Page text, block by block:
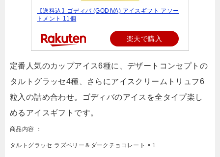
【送料込】ゴディバ (GODIVA) アイスギフト アソー
トメント 11個
楽天で購入
定番人気のカップアイス6種に、デザートコンセプトの
タルトグラッセ4種、さらにアイスクリームトリュフ6
粒入の詰め合わせ。ゴディバのアイスを全タイプ楽し
めるアイスギフトです。
商品内容 ：
タルトグラッセ ラズベリー＆ダークチョコレート × 1